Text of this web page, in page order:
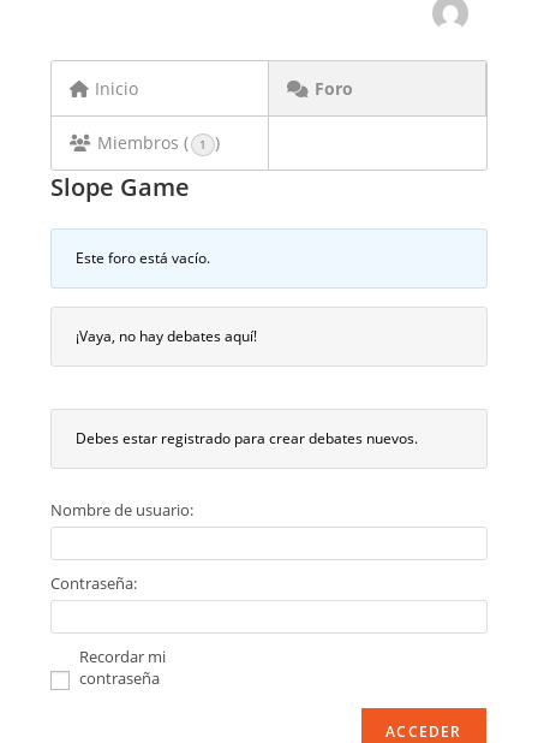
Inicio Foro
Miembros ( 1 )
Slope Game
Este foro está vacío.
¡Vaya, no hay debates aquí!
Debes estar registrado para crear debates nuevos.
Nombre de usuario:
Contraseña:
Recordar mi
contraseña
ACCEDER